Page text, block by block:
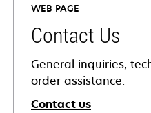
WEB PAGE
Contact Us
General inquiries,
order assistance.
Contact us